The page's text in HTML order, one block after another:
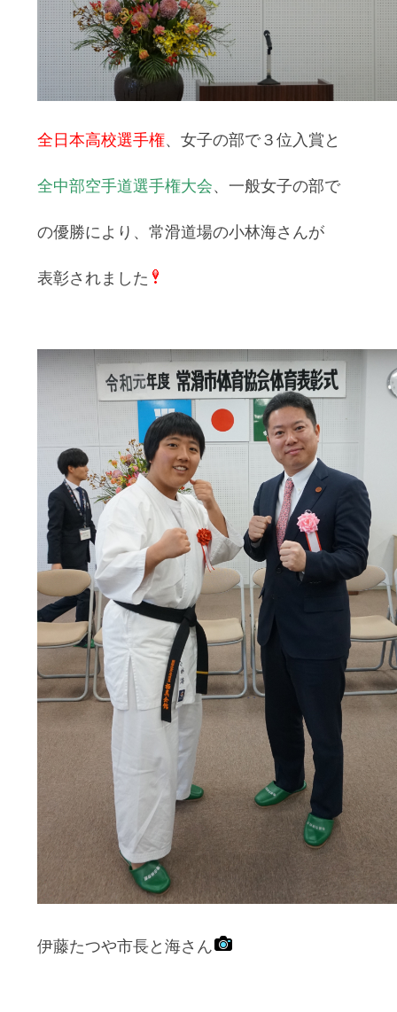
全日本高校選手権、女子の部で３位入賞と
全中部空手道選手権大会、一般女子の部で
の優勝により、常滑道場の小林海さんが
表彰されました
伊藤たつや市長と海さん